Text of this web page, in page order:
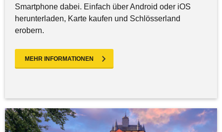
Smartphone dabei. Einfach über Android oder iOS
herunterladen, Karte kaufen und Schlösserland
erobern.
MEHR INFORMATIONEN